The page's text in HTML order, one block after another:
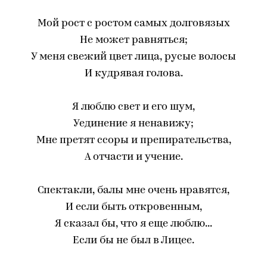
Мой рост с ростом самых долговязых
Не может равняться;
У меня свежий цвет лица, русые волосы
И кудрявая голова.
Я люблю свет и его шум,
Уединение я ненавижу;
Мне претят ссоры и препирательства,
А отчасти и учение.
Спектакли, балы мне очень нравятся,
И если быть откровенным,
Я сказал бы, что я еще люблю...
Если бы не был в Лицее.